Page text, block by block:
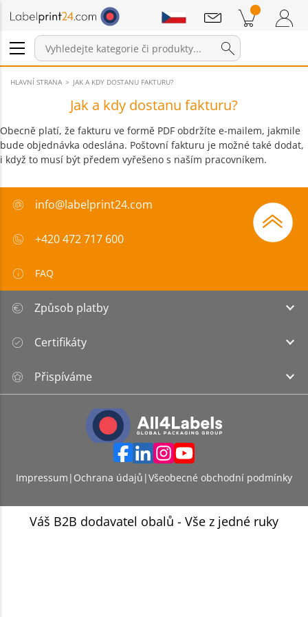
Přihlášení / Registrace
Položky v košíku Nákupní Košík
Sdělení
HLAVNÍ STRANA JAK A KDY DOSTANU FAKTURU?
Jak a kdy dostanu fakturu?
Obecně platí, že fakturu ve formě PDF obdržíte e-mailem, jakmile
bude objednávka odeslána. Poštovní fakturu je možné také dodat,
i když to musí být předem vyřešeno s naším pracovníkem.
info@labelprint24.com
+420 472 717 600
FAQ
Způsob platby
Certifikáty
Přispíváme
Impressum | Ochrana údajů |Všeobecné obchodní podmínky
Váš B2B dodavatel obalů - Vše z jedné ruky